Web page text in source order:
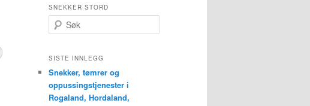
SNEKKER STORD
ø
SISTE INNLEGG
Snekker, tømrer og
oppussingstjenester i
Rogaland, Hordaland,